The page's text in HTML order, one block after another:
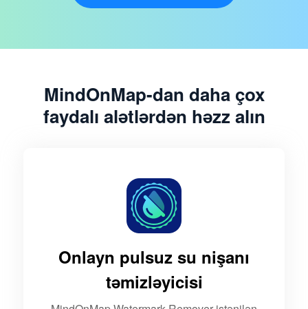
MindOnMap-dan daha çox
faydalı alətlərdən həzz alın
Onlayn pulsuz su nişanı
təmizləyicisi